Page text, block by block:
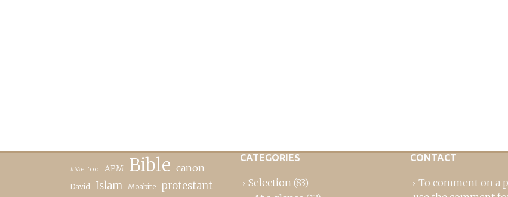
#MeToo APM Bible canon
David Islam Moabite protestant
CATEGORIES
Selection (83)
CONTACT
To comment on a